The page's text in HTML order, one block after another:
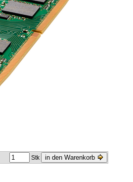
Stk in den Warenkorb